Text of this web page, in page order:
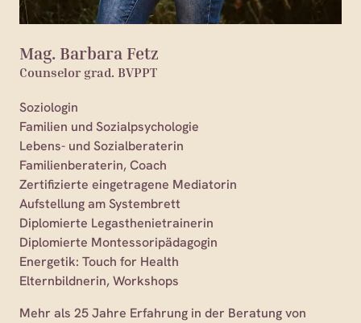
Mag. Barbara Fetz
Counselor grad. BVPPT
Soziologin
Familien und Sozialpsychologie
Lebens- und Sozialberaterin
Familienberaterin, Coach
Zertifizierte eingetragene Mediatorin
Aufstellung am Systembrett
Diplomierte Legasthenietrainerin
Diplomierte Montessoripädagogin
Energetik: Touch for Health
Elternbildnerin, Workshops
Mehr als 25 Jahre Erfahrung in der Beratung von